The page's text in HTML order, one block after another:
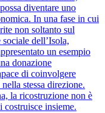
diventare uno
In una fase in cui
non soltanto sul
dell’Isola,
un esempio
donazione
di coinvolgere
stessa direzione.
la ricostruzione non è
insieme.